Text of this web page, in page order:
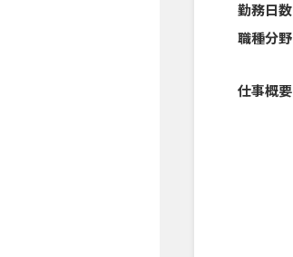
勤務日数
職種分野
仕事概要